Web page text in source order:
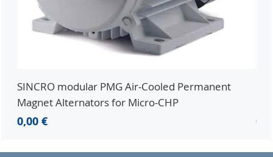
SINCRO modular PMG Air-Cooled Permanent
Magnet Alternators for Micro-CHP
Precio
0,00 €